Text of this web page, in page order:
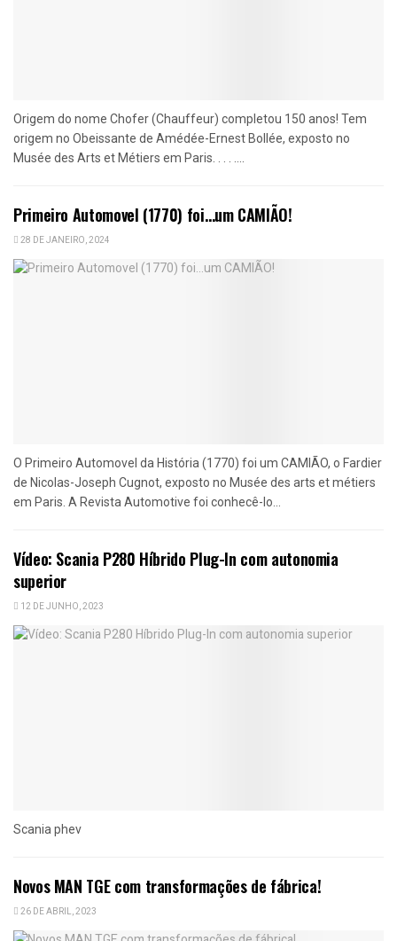
Origem do nome Chofer (Chauffeur) completou 150 anos! Tem
origem no Obeissante de Amédée-Ernest Bollée, exposto no
Musée des Arts et Métiers em Paris. . . . ....
Primeiro Automovel (1770) foi…um CAMIÃO!
28 DE JANEIRO, 2024
O Primeiro Automovel da História (1770) foi um CAMIÃO, o Fardier
de Nicolas-Joseph Cugnot, exposto no Musée des arts et métiers
em Paris. A Revista Automotive foi conhecê-lo...
Vídeo: Scania P280 Híbrido Plug-In com autonomia
superior
12 DE JUNHO, 2023
Scania phev
Novos MAN TGE com transformações de fábrica!
26 DE ABRIL, 2023